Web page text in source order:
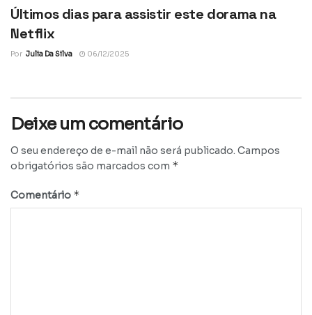
Últimos dias para assistir este dorama na
Netflix
Por Julia Da Silva 06/12/2025
Deixe um comentário
O seu endereço de e-mail não será publicado. Campos
obrigatórios são marcados com *
Comentário *